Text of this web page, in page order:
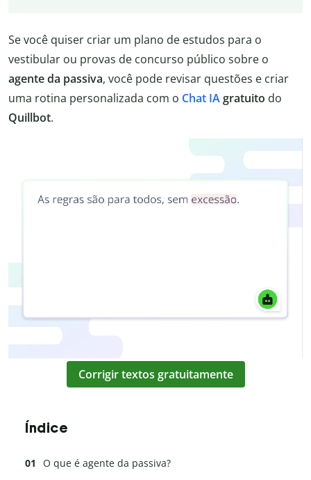
Se você quiser criar um plano de estudos para o
vestibular ou provas de concurso público sobre o
agente da passiva, você pode revisar questões e criar
uma rotina personalizada com o Chat IAgratuito do
Quillbot.
Corrigir textos gratuitamente
Índice
O que é agente da passiva?